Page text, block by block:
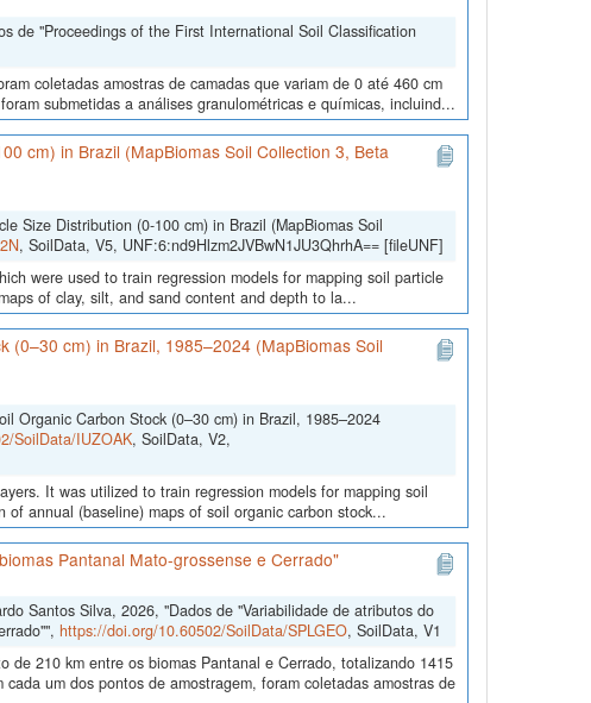
de "Proceedings of the First International Soil Classification
coletadas amostras de camadas que variam de 0 até 460 cm
submetidas a análises granulométricas e químicas, incluind...
cm) in Brazil (MapBiomas Soil Collection 3, Beta
Size Distribution (0-100 cm) in Brazil (MapBiomas Soil
, SoilData, V5, UNF:6:nd9Hlzm2JVBwN1JU3QhrhA== [fileUNF]
were used to train regression models for mapping soil particle
of clay, silt, and sand content and depth to la...
(0–30 cm) in Brazil, 1985–2024 (MapBiomas Soil
Organic Carbon Stock (0–30 cm) in Brazil, 1985–2024
SoilData/IUZOAK, SoilData, V2,
It was utilized to train regression models for mapping soil
annual (baseline) maps of soil organic carbon stock...
Pantanal Mato-grossense e Cerrado"
Santos Silva, 2026, "Dados de "Variabilidade de atributos do
https://doi.org/10.60502/SoilData/SPLGEO, SoilData, V1
de 210 km entre os biomas Pantanal e Cerrado, totalizando 1415
um dos pontos de amostragem, foram coletadas amostras de